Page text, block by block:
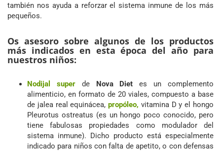
también nos ayuda a reforzar el sistema inmune de los más
pequeños.
Os asesoro sobre algunos de los productos
más indicados en esta época del año para
nuestros niños:
Nodijal super deNova Diet es un complemento
alimenticio, en formato de 20 viales, compuesto a base
de jalea real equinácea,propóleo, vitamina D y el hongo
Pleurotus ostreatus (es un hongo poco conocido, pero
tiene fabulosas propiedades como modulador del
sistema inmune). Dicho producto está especialmente
indicado para niños con falta de apetito, o con defensas